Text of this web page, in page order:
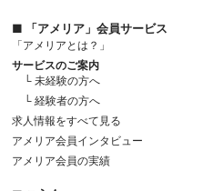
■ 「アメリア」会員サービス
「アメリアとは？」
サービスのご案内
└ 未経験の方へ
└ 経験者の方へ
求人情報をすべて見る
アメリア会員インタビュー
アメリア会員の実績